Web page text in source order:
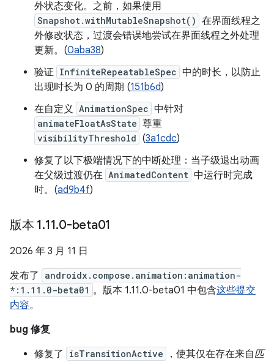
外状态变化。之前，如果使用
Snapshot.withMutableSnapshot() 在界面线程之
外修改状态，过渡会错误地尝试在界面线程之外处理
更新。(0aba38)
验证 InfiniteRepeatableSpec 中的时长，以防止
出现时长为 0 的周期 (151b6d)
在自定义 AnimationSpec 中针对
animateFloatAsState 尊重
visibilityThreshold (3a1cdc)
修复了以下极端情况下的中断处理：当子级退出动画
在父级过渡仍在 AnimatedContent 中运行时完成
时。(ad9b4f)
版本 1.11.0-beta01
2026 年 3 月 11 日
发布了
androidx.compose.animation:animation-
*:1.11.0-beta01 。版本 1.11.0-beta01 中包含这些提交
内容。
bug 修复
修复了
isTransitionActive ，使其仅在存在来自匹